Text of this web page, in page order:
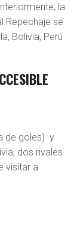
la
Repechaje se
Bolivia, Perú
de goles) y
dos rivales
visitar a